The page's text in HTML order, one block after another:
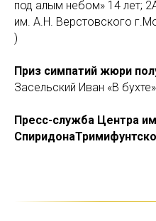
под алым небом» 14 лет;
им. А.Н. Верстовского
)
Приз симпатий жюри
Засельский Иван «В
Пресс-служба Центра